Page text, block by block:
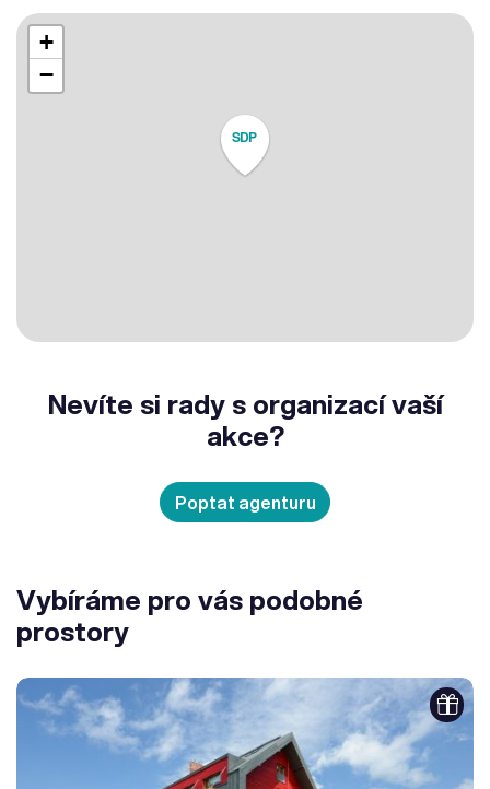
SDP
+
−
Nevíte si rady s organizací vaší
akce?
Poptat agenturu
Vybíráme pro vás podobné
prostory